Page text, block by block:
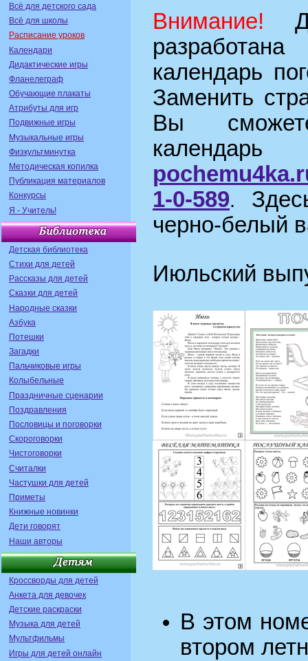
Всё для детского сада
Всё для школы
Расписание уроков
Календари
Дидактические игры
Фланелеграф
Обучающие плакаты
Атрибуты для игр
Подвижные игры
Музыкальные игры
Физкультминутка
Методическая копилка
Публикация материалов
Конкурсы
Я - Учитель!
Детская библиотека
Стихи для детей
Рассказы для детей
Сказки для детей
Народные сказки
Азбука
Потешки
Загадки
Пальчиковые игры
Колыбельные
Праздничные сценарии
Поздравления
Пословицы и поговорки
Скороговорки
Чистоговорки
Считалки
Частушки для детей
Приметы
Книжные новинки
Дети говорят
Наши авторы
Кроссворды для детей
Анкета для девочек
Детские раскраски
Музыка для детей
Мультфильмы
Игры для детей онлайн
Внимание!
календарь
Заменить
Вы
1-0-589.
черно-белый
Июльский
В этом
втором